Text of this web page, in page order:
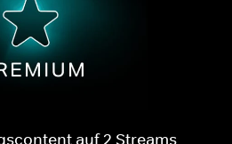
auf 2 Streams